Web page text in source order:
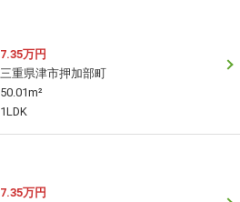
7.35万円
三重県津市押加部町
50.01m²
1LDK
7.35万円